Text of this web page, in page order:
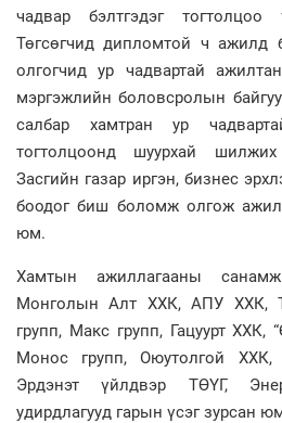
чадвар бэлтгэдэг
Төгсөгчид дипломтой ч ажилд
олгогчид ур чадвартай
мэргэжлийн боловсролын
салбар хамтран ур
тогтолцоонд шуурхай
Засгийн газар иргэн, бизнес
боодог биш боломж олгож
юм.
Хамтын ажиллагааны
Монголын Алт ХХК, АПУ ХХК,
групп, Макс групп, Гацуурт ХХК,
Монос групп, Оюутолгой
Эрдэнэт үйлдвэр ТӨҮГ,
удирдлагууд гарын үсэг зурсан